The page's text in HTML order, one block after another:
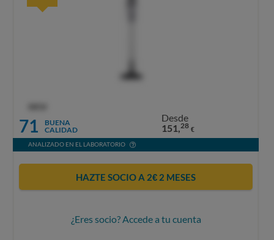
71
BUENA
CALIDAD
Desde
151,28 €
ANALIZADO EN EL LABORATORIO
HAZTE SOCIO A 2€ 2 MESES
¿Eres socio? Accede a tu cuenta